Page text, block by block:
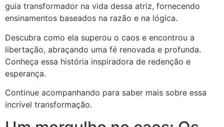
guia transformador na vida dessa atriz, fornecendo
ensinamentos baseados na razão e na lógica.
Descubra como ela superou o caos e encontrou a
libertação, abraçando uma fé renovada e profunda.
Conheça essa história inspiradora de redenção e
esperança.
Continue acompanhando para saber mais sobre essa
incrível transformação.